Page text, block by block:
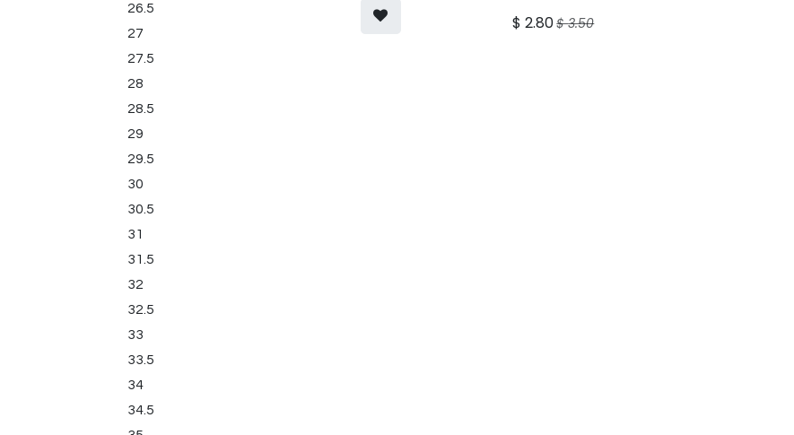
26.5
27
27.5
28
28.5
29
29.5
30
30.5
31
31.5
32
32.5
33
33.5
34
34.5
$2.80$3.50